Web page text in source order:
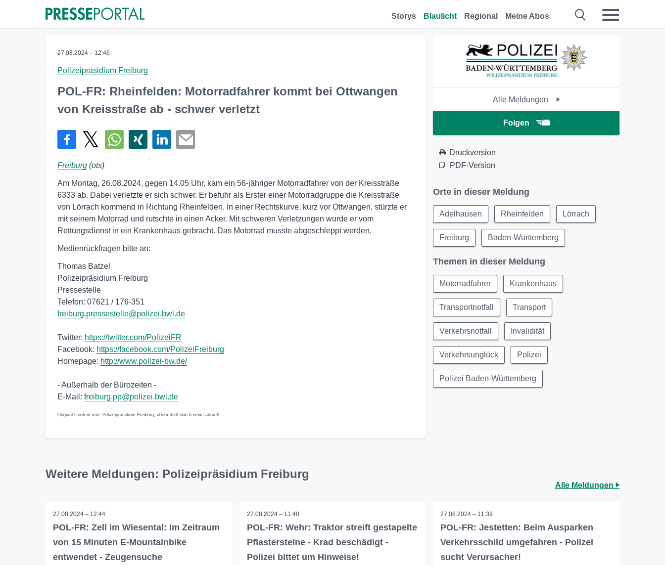
Storys Blaulicht Regional Meine Abos
27.08.2024 – 12:46
Polizeipräsidium Freiburg
POL-FR: Rheinfelden: Motorradfahrer kommt bei Ottwangen
von Kreisstraße ab - schwer verletzt
Freiburg (ots)
Am Montag, 26.08.2024, gegen 14.05 Uhr, kam ein 56-jähriger Motorradfahrer von der Kreisstraße
6333 ab. Dabei verletzte er sich schwer. Er befuhr als Erster einer Motorradgruppe die Kreisstraße
von Lörrach kommend in Richtung Rheinfelden. In einer Rechtskurve, kurz vor Ottwangen, stürzte er
mit seinem Motorrad und rutschte in einen Acker. Mit schweren Verletzungen wurde er vom
Rettungsdienst in ein Krankenhaus gebracht. Das Motorrad musste abgeschleppt werden.
Medienrückfragen bitte an:
Thomas Batzel
Polizeipräsidium Freiburg
Pressestelle
Telefon: 07621 / 176-351
freiburg.pressestelle@polizei.bwl.de
Twitter: https://twitter.com/PolizeiFR
Facebook: https://facebook.com/PolizeiFreiburg
Homepage: http://www.polizei-bw.de/
- Außerhalb der Bürozeiten -
E-Mail: freiburg.pp@polizei.bwl.de
Original-Content von: Polizeipräsidium Freiburg, übermittelt durch news aktuell
Alle Meldungen
Folgen
Druckversion
PDF-Version
Orte in dieser Meldung
Adelhausen Rheinfelden Lörrach
Freiburg Baden-Württemberg
Themen in dieser Meldung
Motorradfahrer Krankenhaus
Transportnotfall Transport
Verkehrsnotfall Invalidität
Verkehrsunglück Polizei
Polizei Baden-Württemberg
Weitere Meldungen: Polizeipräsidium Freiburg
Alle Meldungen
27.08.2024 – 12:44
POL-FR: Zell im Wiesental: Im Zeitraum
von 15 Minuten E-Mountainbike
entwendet - Zeugensuche
27.08.2024 – 11:40
POL-FR: Wehr: Traktor streift gestapelte
Pflastersteine - Krad beschädigt -
Polizei bittet um Hinweise!
27.08.2024 – 11:39
POL-FR: Jestetten: Beim Ausparken
Verkehrsschild umgefahren - Polizei
sucht Verursacher!